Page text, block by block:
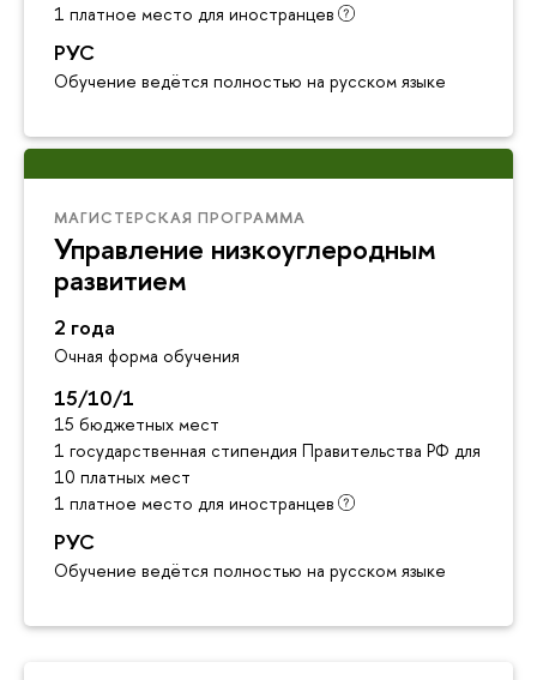
1 платное место для иностранцев
РУС
Обучение ведётся полностью на русском языке
МАГИСТЕРСКАЯ ПРОГРАММА
Управление низкоуглеродным
развитием
2 года
Очная форма обучения
15/10/1
15 бюджетных мест
1 государственная стипендия Правительства РФ для
10 платных мест
1 платное место для иностранцев
РУС
Обучение ведётся полностью на русском языке